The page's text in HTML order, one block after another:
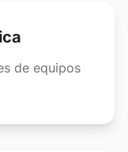
de equipos